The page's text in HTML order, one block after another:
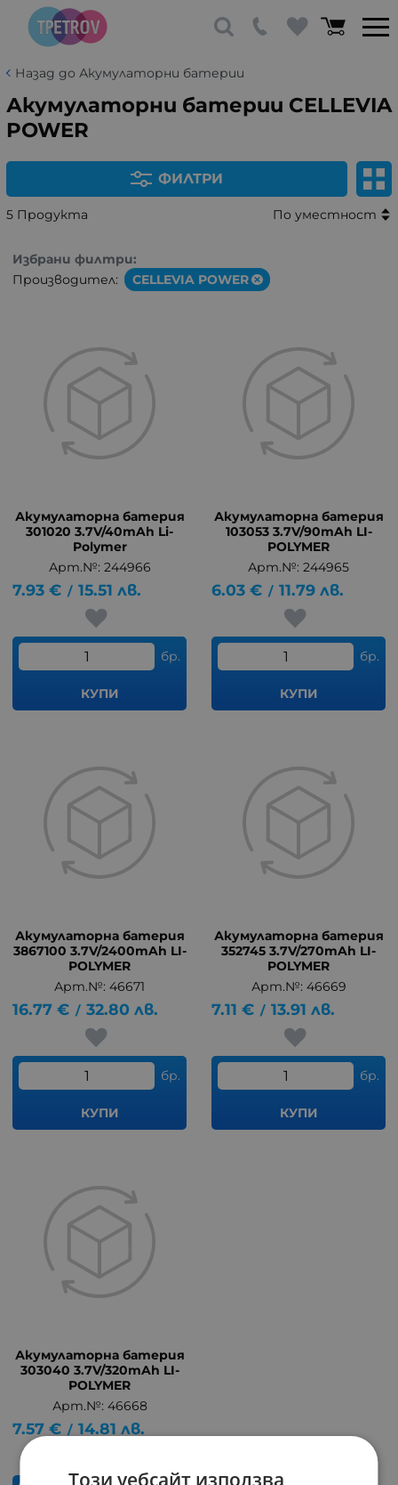
Назад до Акумулаторни батерии
Акумулаторни батерии CELLEVIA
POWER
ФИЛТРИ
5 Продукта По уместност
Избрани филтри:
Производител:
CELLEVIA POWER
Акумулаторна батерия
301020 3.7V/40mAh Li-
Polymer
Арт.№: 244966
7.93 € / 15.51 лв.
бр.
КУПИ
Акумулаторна батерия
103053 3.7V/90mAh LI-
POLYMER
Арт.№: 244965
6.03 € / 11.79 лв.
бр.
КУПИ
Акумулаторна батерия
3867100 3.7V/2400mAh LI-
POLYMER
Арт.№: 46671
16.77 € / 32.80 лв.
бр.
КУПИ
Акумулаторна батерия
352745 3.7V/270mAh LI-
POLYMER
Арт.№: 46669
7.11 € / 13.91 лв.
бр.
КУПИ
Акумулаторна батерия
303040 3.7V/320mAh LI-
POLYMER
Арт.№: 46668
7.57 € / 14.81 лв.
Този уебсайт използва